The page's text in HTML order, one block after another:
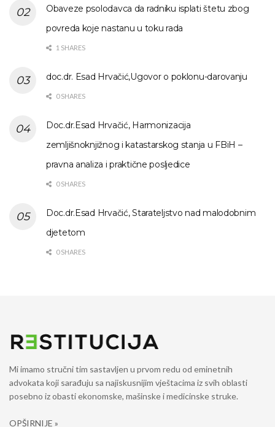
Obaveze psolodavca da radniku isplati štetu zbog
povreda koje nastanu u toku rada
1 SHARES
doc.dr. Esad Hrvačić,Ugovor o poklonu-darovanju
0 SHARES
Doc.dr.Esad Hrvačić, Harmonizacija
zemljišnoknjižnog i katastarskog stanja u FBiH –
pravna analiza i praktične posljedice
0 SHARES
Doc.dr.Esad Hrvačić, Starateljstvo nad malodobnim
djetetom
0 SHARES
Mi imamo stručni tim sastavljen u prvom redu od eminetnih
advokata koji sarađuju sa najiskusnijim vještacima iz svih oblasti
posebno iz obasti ekonomske, mašinske i medicinske struke.
OPŠIRNIJE »